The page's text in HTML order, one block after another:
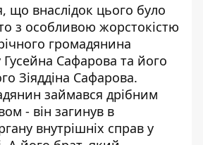
що внаслідок цього було
з особливою жорстокістю
громадянина
Сафарова та його
Зіяддіна Сафарова.
займався дрібним
- він загинув в
внутрішніх справ у